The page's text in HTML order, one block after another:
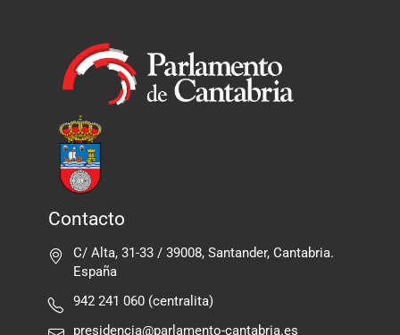
Contacto
C/ Alta, 31-33 / 39008, Santander, Cantabria.
España
942 241 060 (centralita)
presidencia@parlamento-cantabria.es